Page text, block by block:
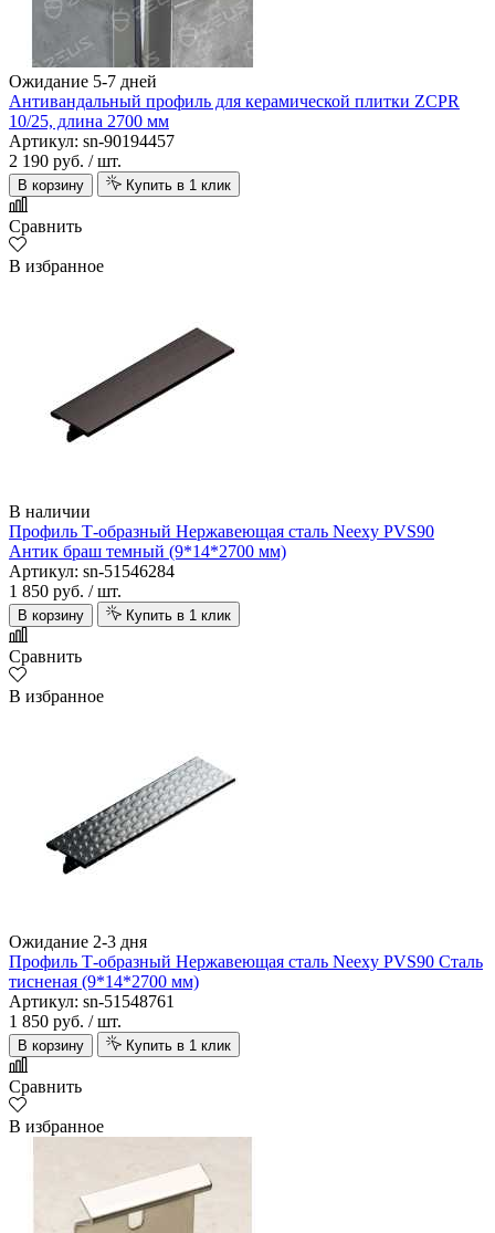
Ожидание 5-7 дней
Антивандальный профиль для керамической плитки ZCPR
10/25, длина 2700 мм
Артикул: sn-90194457
2 190 руб. / шт.
В корзину Купить в 1 клик
Сравнить
В избранное
В наличии
Профиль Т-образный Нержавеющая сталь Neexy PVS90
Антик браш темный (9*14*2700 мм)
Артикул: sn-51546284
1 850 руб. / шт.
В корзину Купить в 1 клик
Сравнить
В избранное
Ожидание 2-3 дня
Профиль Т-образный Нержавеющая сталь Neexy PVS90 Сталь
тисненая (9*14*2700 мм)
Артикул: sn-51548761
1 850 руб. / шт.
В корзину Купить в 1 клик
Сравнить
В избранное